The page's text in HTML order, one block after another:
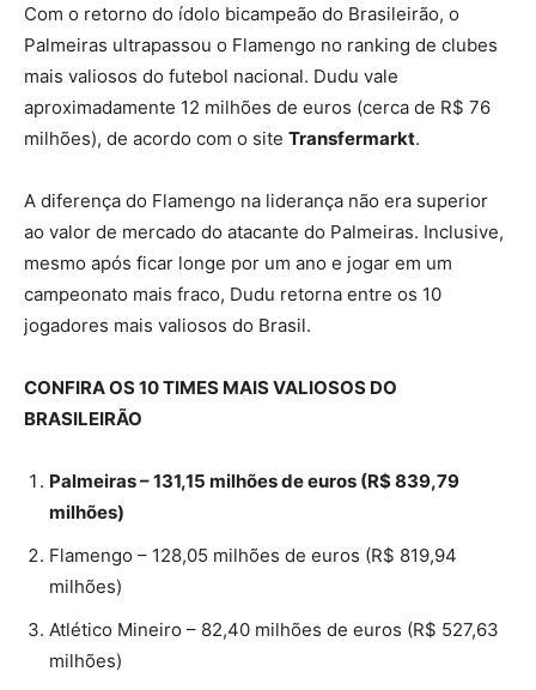
Com o retorno do ídolo bicampeão do Brasileirão, o
Palmeiras ultrapassou o Flamengo no ranking de clubes
mais valiosos do futebol nacional. Dudu vale
aproximadamente 12 milhões de euros (cerca de R$ 76
milhões), de acordo com o site Transfermarkt.
A diferença do Flamengo na liderança não era superior
ao valor de mercado do atacante do Palmeiras. Inclusive,
mesmo após ficar longe por um ano e jogar em um
campeonato mais fraco, Dudu retorna entre os 10
jogadores mais valiosos do Brasil.
CONFIRA OS 10 TIMES MAIS VALIOSOS DO
BRASILEIRÃO
Palmeiras – 131,15 milhões de euros (R$ 839,79
milhões)
Flamengo – 128,05 milhões de euros (R$ 819,94
milhões)
Atlético Mineiro – 82,40 milhões de euros (R$ 527,63
milhões)